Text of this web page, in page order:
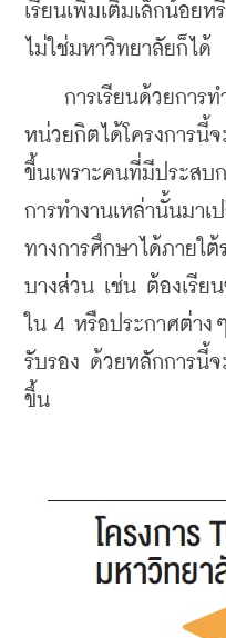
เรียนเพิ่มเติมเล็กน้อย
ไม่ใช่มหาวิทยาลัยก็ได้
การเรียนด้วยการทำ
หน่วยกิตได้โครงการนี้
ขึ้นเพราะคนที่มีประสบ
การทำงานเหล่านั้นมา
ทางการศึกษาได้ภายใ
บางส่วน เช่น ต้องเรีย
ใน 4 หรือประกาศต่าง
รับรอง ด้วยหลักการนี้จ
ขึ้น